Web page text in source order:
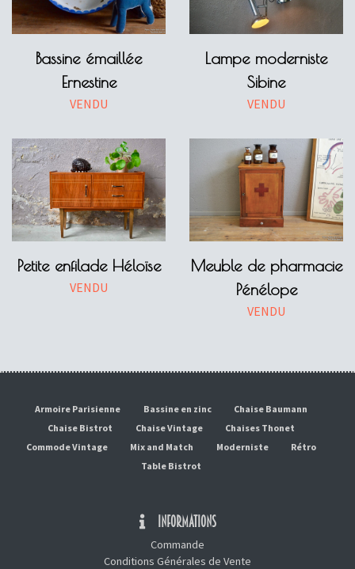
Bassine émaillée
Ernestine
VENDU
Lampe moderniste
Sibine
VENDU
Petite enfilade Héloïse
VENDU
Meuble de pharmacie
Pénélope
VENDU
Armoire Parisienne Bassine en zinc
Chaise Baumann
Chaise Bistrot
Chaise Vintage
Chaises Thonet
Commode Vintage
Mix and Match Moderniste
Rétro
Table Bistrot
INFORMATIONS
Commande
Conditions Générales de Vente